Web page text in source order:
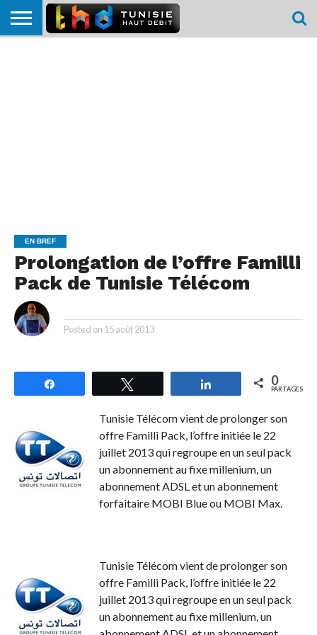
EN BREF
Prolongation de l’offre Familli
Pack de Tunisie Télécom
Posted on 15 août 2013
Partagez 0
PARTAGES
Tunisie Télécom vient de prolonger son
offre Familli Pack, l’offre initiée le 22
juillet 2013 qui regroupe en un seul pack
un abonnement au fixe millenium, un
abonnement ADSL et un abonnement
forfaitaire MOBI Blue ou MOBI Max.
Tunisie Télécom vient de prolonger son
offre Familli Pack, l’offre initiée le 22
juillet 2013 qui regroupe en un seul pack
un abonnement au fixe millenium, un